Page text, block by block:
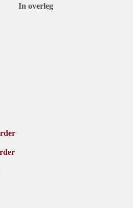
Aan eventuele
In overleg